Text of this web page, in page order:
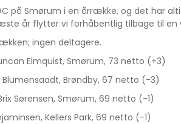
på Smørum i en årrække, og det har
år flytter vi forhåbentlig tilbage til en
ingen deltagere.
Elmquist, Smørum, 73 netto (+3)
Brøndby, 67 netto (-3)
Sørensen, Smørum, 69 netto (-1)
Kellers Park, 69 netto (-1)